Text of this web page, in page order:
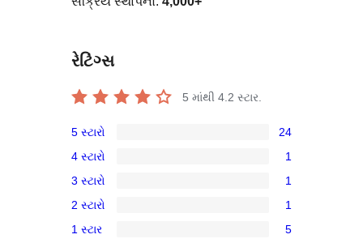
રેટિંગ્સ
5 માંથી 4.2 સ્ટાર.
5-
સ્ટાર
સમીક્ષાઓ
5 સ્ટારો 24
4-
સ્ટાર
સમીક્ષા
4 સ્ટારો 1
3-
સ્ટાર
3 સ્ટારો 1
2-
2 સ્ટારો 1
1 સ્ટાર 5